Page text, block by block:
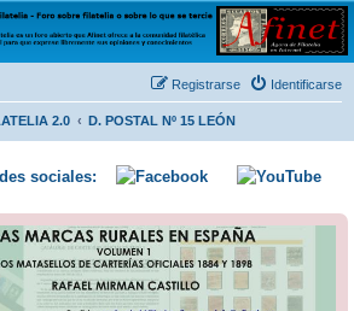
se tercie. Ágora de Filatelia es un foro abierto que Afinet
para que exprese libremente sus opiniones y
Identificarse
Registrarse
2.0 D. POSTAL Nº 15 LEÓN
sociales: